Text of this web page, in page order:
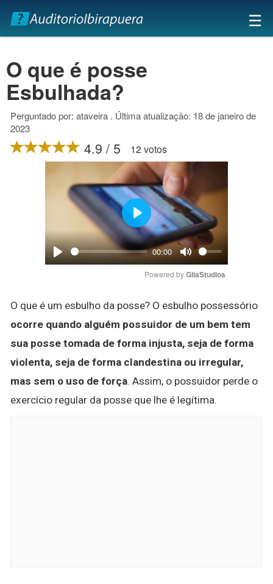
×
☰
O que é posse
Esbulhada?
Perguntado por: ataveira . Última atualização: 18 de janeiro de
2023
4.9 / 5 12 votos
Play
00:00
Mute
Play
Powered by GliaStudios
O que é um esbulho da posse? O esbulho possessório
ocorre quando alguém possuidor de um bem tem
sua posse tomada de forma injusta, seja de forma
violenta, seja de forma clandestina ou irregular,
mas sem o uso de força. Assim, o possuidor perde o
exercício regular da posse que lhe é legítima.